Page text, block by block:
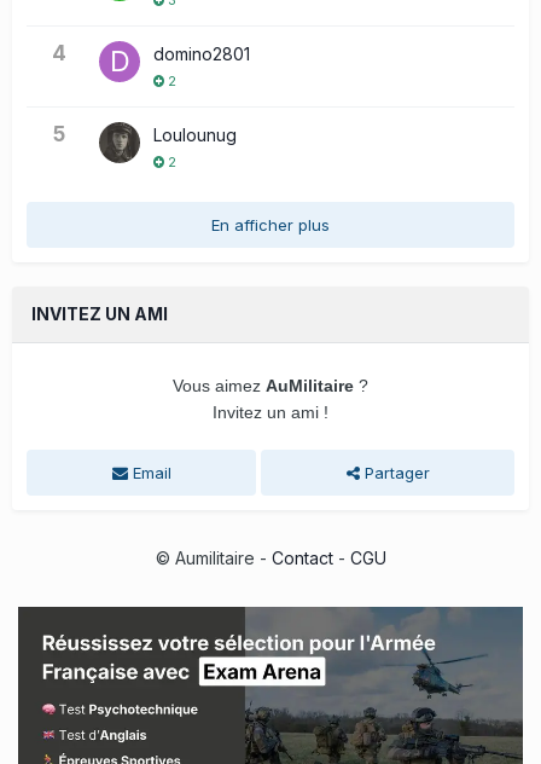
4 domino2801
2
5 Loulounug
2
En afficher plus
INVITEZ UN AMI
Vous aimez AuMilitaire ?
Invitez un ami !
Email Partager
© Aumilitaire - Contact- CGU